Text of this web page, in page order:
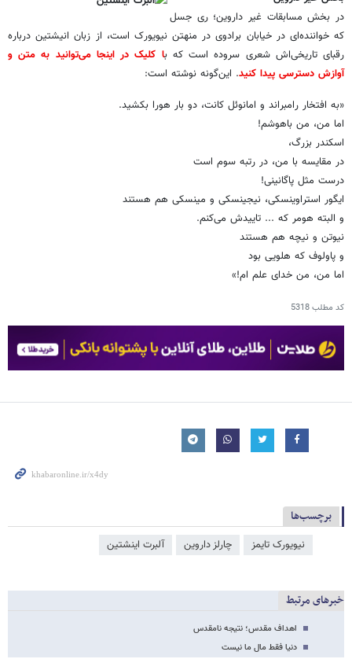
در بخش مسابقات غیر داروین؛ ری جسل
که خواننده‌ای در خیابان برادوی در منهتن نیویورک است، از زبان انیشتین درباره
رقبای تاریخی‌اش شعری سروده است که با کلیک در اینجا می‌توانید به متن و
آوازش دسترسی پیدا کنید. این‌گونه نوشته است:
«به افتخار رامبراند و امانوئل کانت، دو بار هورا بکشید.
اما من، من باهوشم!
اسکندر بزرگ،
در مقایسه با من، در رتبه سوم است
درست مثل پاگانینی!
ایگور استراوینسکی، نیجینسکی و مینسکی هم هستند
و البته هومر که ... تاییدش می‌کنم.
نیوتن و نیچه هم هستند
و پاولوف که هلویی بود
اما من، من خدای علم ام!»
کد مطلب5318
برچسب‌ها
نیویورک تایمز چارلز داروین آلبرت اینشتین
خبرهای مرتبط
اهداف مقدس؛ نتیجه نامقدس
دنیا فقط مال ما نیست